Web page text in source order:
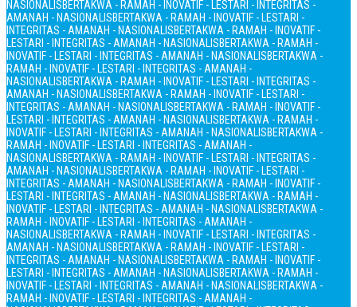
NASIONALISBERTAKWA - RAMAH - INOVATIF - LESTARI - INTEGRITAS -
AMANAH - NASIONALISBERTAKWA - RAMAH - INOVATIF - LESTARI -
INTEGRITAS - AMANAH - NASIONALISBERTAKWA - RAMAH - INOVATIF -
LESTARI - INTEGRITAS - AMANAH - NASIONALISBERTAKWA - RAMAH -
INOVATIF - LESTARI - INTEGRITAS - AMANAH - NASIONALISBERTAKWA -
RAMAH - INOVATIF - LESTARI - INTEGRITAS - AMANAH -
NASIONALISBERTAKWA - RAMAH - INOVATIF - LESTARI - INTEGRITAS -
AMANAH - NASIONALISBERTAKWA - RAMAH - INOVATIF - LESTARI -
INTEGRITAS - AMANAH - NASIONALISBERTAKWA - RAMAH - INOVATIF -
LESTARI - INTEGRITAS - AMANAH - NASIONALISBERTAKWA - RAMAH -
INOVATIF - LESTARI - INTEGRITAS - AMANAH - NASIONALISBERTAKWA -
RAMAH - INOVATIF - LESTARI - INTEGRITAS - AMANAH -
NASIONALISBERTAKWA - RAMAH - INOVATIF - LESTARI - INTEGRITAS -
AMANAH - NASIONALISBERTAKWA - RAMAH - INOVATIF - LESTARI -
INTEGRITAS - AMANAH - NASIONALISBERTAKWA - RAMAH - INOVATIF -
LESTARI - INTEGRITAS - AMANAH - NASIONALISBERTAKWA - RAMAH -
INOVATIF - LESTARI - INTEGRITAS - AMANAH - NASIONALISBERTAKWA -
RAMAH - INOVATIF - LESTARI - INTEGRITAS - AMANAH -
NASIONALISBERTAKWA - RAMAH - INOVATIF - LESTARI - INTEGRITAS -
AMANAH - NASIONALISBERTAKWA - RAMAH - INOVATIF - LESTARI -
INTEGRITAS - AMANAH - NASIONALISBERTAKWA - RAMAH - INOVATIF -
LESTARI - INTEGRITAS - AMANAH - NASIONALISBERTAKWA - RAMAH -
INOVATIF - LESTARI - INTEGRITAS - AMANAH - NASIONALISBERTAKWA -
RAMAH - INOVATIF - LESTARI - INTEGRITAS - AMANAH -